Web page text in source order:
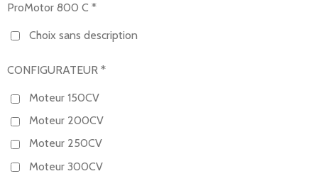
ProMotor 800 C *
Choix sans description
CONFIGURATEUR *
Moteur 150CV
Moteur 200CV
Moteur 250CV
Moteur 300CV